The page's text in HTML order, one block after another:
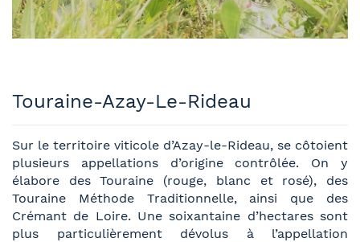
Touraine-Azay-Le-Rideau
Sur le territoire viticole d’Azay-le-Rideau, se côtoient
plusieurs appellations d’origine contrôlée. On y
élabore des Touraine (rouge, blanc et rosé), des
Touraine Méthode Traditionnelle, ainsi que des
Crémant de Loire. Une soixantaine d’hectares sont
plus particulièrement dévolus à l’appellation